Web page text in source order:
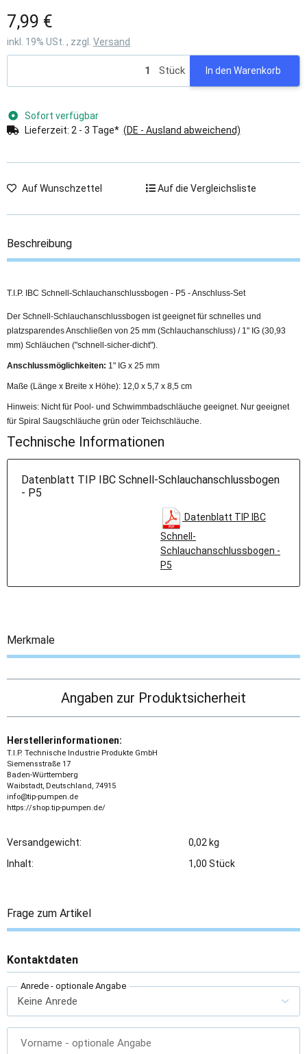
7,99 €
inkl. 19% USt. , zzgl. Versand
Stück In den Warenkorb
Sofort verfügbar
Lieferzeit: 2 - 3 Tage* (DE - Ausland abweichend)
Auf Wunschzettel Auf die Vergleichsliste
Beschreibung
T.I.P. IBC Schnell-Schlauchanschlussbogen - P5 - Anschluss-Set
Der Schnell-Schlauchanschlussbogen ist geeignet für schnelles und
platzsparendes Anschließen von 25 mm (Schlauchanschluss) / 1" IG (30,93
mm) Schläuchen ("schnell-sicher-dicht").
Anschlussmöglichkeiten: 1" IG x 25 mm
Maße (Länge x Breite x Höhe): 12,0 x 5,7 x 8,5 cm
Hinweis: Nicht für Pool- und Schwimmbadschläuche geeignet. Nur geeignet
für Spiral Saugschläuche grün oder Teichschläuche.
Technische Informationen
Datenblatt TIP IBC Schnell-Schlauchanschlussbogen
- P5
Datenblatt TIP IBC
Schnell-
Schlauchanschlussbogen -
P5
Merkmale
Angaben zur Produktsicherheit
Herstellerinformationen:
T.I.P. Technische Industrie Produkte GmbH
Siemensstraße 17
Baden-Württemberg
Waibstadt, Deutschland, 74915
info@tip-pumpen.de
https://shop.tip-pumpen.de/
Versandgewicht:
0,02 kg
Inhalt:
1,00 Stück
Frage zum Artikel
Kontaktdaten
Anrede - optionale Angabe
Vorname - optionale Angabe